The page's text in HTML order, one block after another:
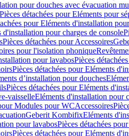
pour douches avec évacuation
Pièces détachées pour Eléments pour
pour Eléments d'installation
d'installation pour charges de console
Pièces détachées pour Accessoires
pour l'isolation phonique
pour lavabosPièces
Pièces détachées pour Eléments
d’installation pour douches
Pièces détachées pour Eléments
vaisselleEléments d'installation pour
Modules pour WCAccessoires
Geberit KombifixEléments
pour lavabosPièces détachées
Pièces détachées pour Eléments